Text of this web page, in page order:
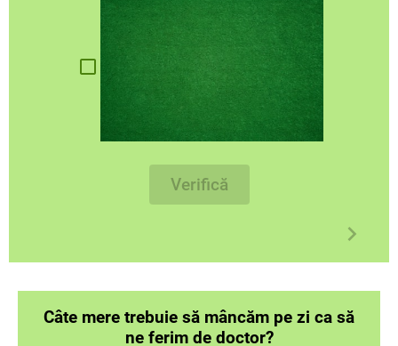
Verifică
Câte mere trebuie să mâncăm pe zi ca să
ne ferim de doctor?